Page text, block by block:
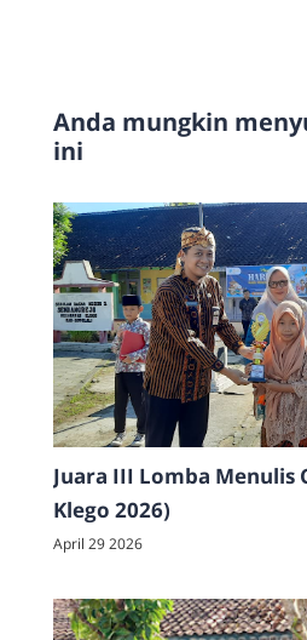
Anda mungkin
ini
Juara III Lomba Menulis
Klego 2026)
April 29 2026